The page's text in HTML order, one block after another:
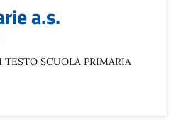
a.s.
SCUOLA PRIMARIA